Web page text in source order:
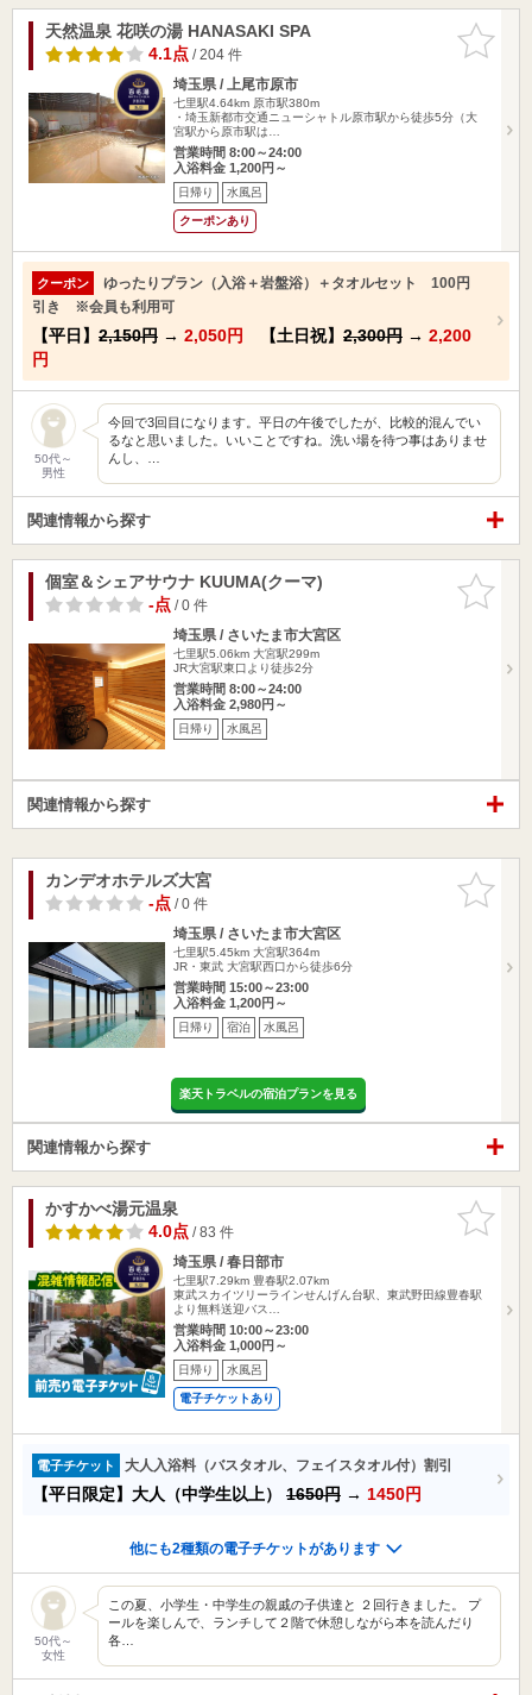
お気に入
りに追加
天然温泉 花咲の湯 HANASAKI SPA
4.1点/ 204 件
埼玉県 / 上尾市原市
七里駅4.64km 原市駅380m
・埼玉新都市交通ニューシャトル原市駅から徒歩5分（大
宮駅から原市駅は…
営業時間 8:00～24:00
入浴料金 1,200円～
日帰り 水風呂
クーポンあり
クーポン
ゆったりプラン（入浴＋岩盤浴）＋タオルセット 100円
引き ※会員も利用可
【平日】 2,150円 → 2,050円 【土日祝】 2,300円 → 2,200
円
50代～
男性
今回で3回目になります。平日の午後でしたが、比較的混んでい
るなと思いました。いいことですね。洗い場を待つ事はありませ
んし、…
関連情報から探す
お気に入
りに追加
個室＆シェアサウナ KUUMA(クーマ)
-点/ 0 件
埼玉県 / さいたま市大宮区
七里駅5.06km 大宮駅299m
JR大宮駅東口より徒歩2分
営業時間 8:00～24:00
入浴料金 2,980円～
日帰り 水風呂
関連情報から探す
お気に入
りに追加
カンデオホテルズ大宮
-点/ 0 件
埼玉県 / さいたま市大宮区
七里駅5.45km 大宮駅364m
JR・東武 大宮駅西口から徒歩6分
営業時間 15:00～23:00
入浴料金 1,200円～
日帰り 宿泊 水風呂
楽天トラベルの宿泊プランを見る
関連情報から探す
お気に入
りに追加
かすかべ湯元温泉
4.0点/ 83 件
埼玉県 / 春日部市
七里駅7.29km 豊春駅2.07km
東武スカイツリーラインせんげん台駅、東武野田線豊春駅
より無料送迎バス…
営業時間 10:00～23:00
入浴料金 1,000円～
日帰り 水風呂
電子チケットあり
電子チケット 大人入浴料（バスタオル、フェイスタオル付）割引
【平日限定】大人（中学生以上） 1650円 → 1450円
他にも2種類の電子チケットがあります
50代～
女性
この夏、小学生・中学生の親戚の子供達と ２回行きました。 プ
ールを楽しんで、ランチして２階で休憩しながら本を読んだり
各…